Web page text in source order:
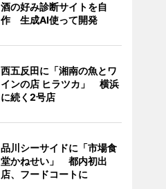
酒の好み診断サイトを自
作 生成AI使って開発
西五反田に「湘南の魚とワ
インの店 ヒラツカ」 横浜
に続く2号店
品川シーサイドに「市場食
堂かねせい」 都内初出
店、フードコートに